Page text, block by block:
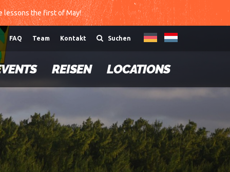
lessons the first of May!
Suchen
FAQ Team Kontakt
REISEN LOCATIONS